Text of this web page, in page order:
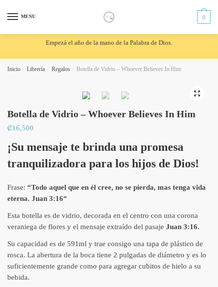
MENU 0
Empezá el año de la mano de la Palabra de Dios.
Inicio Librería Regalos Botella de Vidrio – Whoever Believes In Him
🔍
Botella de Vidrio – Whoever Believes In Him
₡16,500
¡Su mensaje te brinda una promesa
tranquilizadora para los hijos de Dios!
Frase: “Todo aquel que en él cree, no se pierda, mas tenga vida
eterna. Juan 3:16“
Esta botella es de vidrio, decorada en el centro con una corona
veraniega de flores y el mensaje extraído del pasaje Juan 3:16.
Su capacidad es de 591ml y trae consigo una tapa de plástico de
rosca. La abertura de la boca tiene 2 pulgadas de diámetro y es lo
suficientemente grande como para agregar cubitos de hielo a su
bebida.